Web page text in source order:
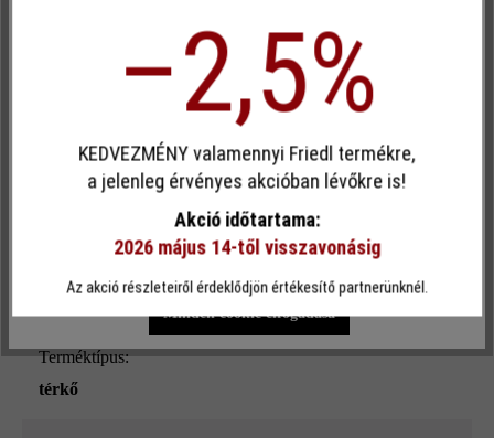
taupe árnyalt
Terhelhetőség:
7,5 t-ig
Terméktípus:
térkő
Egyéni cookie elfogadása
Ez a webhely cookie-kat használ, hogy a lehető legjobb
funkcionalitást kínálja Önnek...További információ
Egyéni beállítások Csak funkcionális cookie elfogadása
Minden cookie elfogadása
–2,5%
KEDVEZMÉNY valamennyi Friedl termékre,
a jelenleg érvényes akcióban lévőkre is!
Akció időtartama:
2026 május 14-től visszavonásig
Az akció részleteiről érdeklődjön értékesítő partnerünknél.